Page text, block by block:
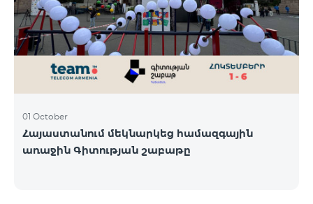
01 October
Հայաստանում մեկնարկեց համազգային
առաջին Գիտության շաբաթը